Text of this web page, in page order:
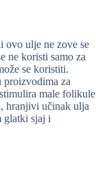
ovo ulje ne zove se
ne koristi samo za
se koristiti.
proizvodima za
male folikule
hranjivi učinak ulja
glatki sjaj i